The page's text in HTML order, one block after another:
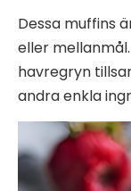
Dessa muffins
eller
havregryn
andra enkla